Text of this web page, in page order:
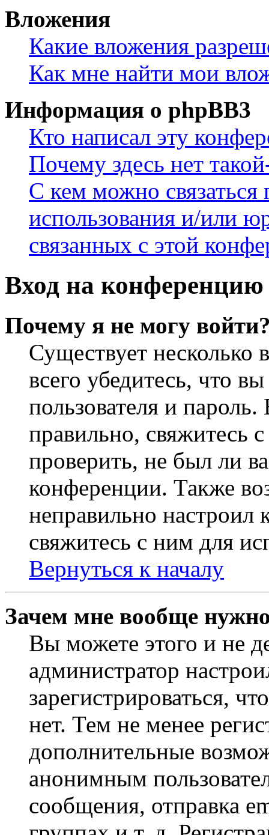
Вложения
Какие вложения
Как мне найти мои
Информация о phpBB3
Кто написал эту
Почему здесь нет
С кем можно связаться
использования и/или
связанных с этой
Вход на конференцию
Почему я не могу
Существует
всего убедитесь, что
пользователя и
правильно, свяжитесь
проверить, не был ли
конференции. Также
неправильно
свяжитесь с ним для
Вернуться к началу
Зачем мне вообще
Вы можете этого и не
администратор
зарегистрироваться,
нет. Тем не менее
дополнительные
анонимным
сообщения, отправка